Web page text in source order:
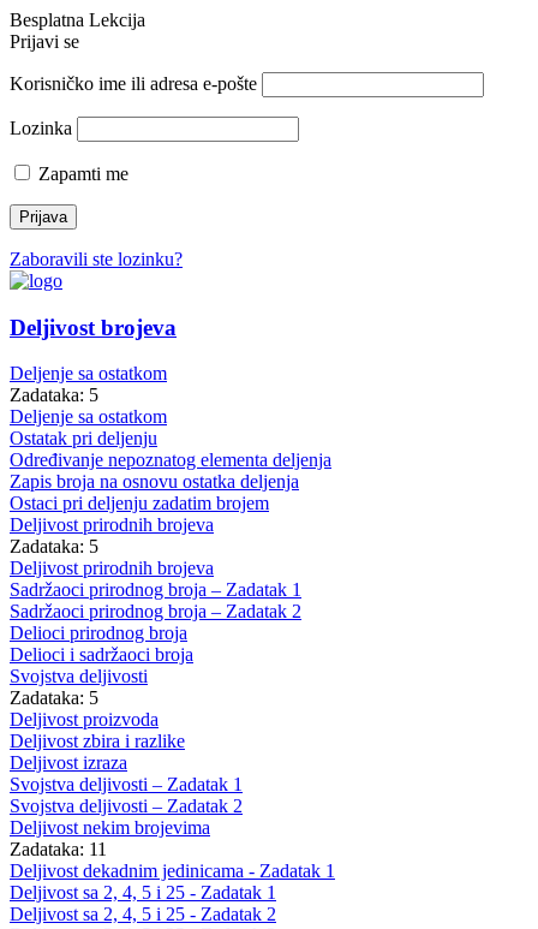
Besplatna Lekcija
Prijavi se
Korisničko ime ili adresa e-pošte
Lozinka
Zapamti me
Zaboravili ste lozinku?
Deljivost brojeva
Deljenje sa ostatkom
Zadataka: 5
Deljenje sa ostatkom
Ostatak pri deljenju
Određivanje nepoznatog elementa deljenja
Zapis broja na osnovu ostatka deljenja
Ostaci pri deljenju zadatim brojem
Deljivost prirodnih brojeva
Zadataka: 5
Deljivost prirodnih brojeva
Sadržaoci prirodnog broja – Zadatak 1
Sadržaoci prirodnog broja – Zadatak 2
Delioci prirodnog broja
Delioci i sadržaoci broja
Svojstva deljivosti
Zadataka: 5
Deljivost proizvoda
Deljivost zbira i razlike
Deljivost izraza
Svojstva deljivosti – Zadatak 1
Svojstva deljivosti – Zadatak 2
Deljivost nekim brojevima
Zadataka: 11
Deljivost dekadnim jedinicama - Zadatak 1
Deljivost sa 2, 4, 5 i 25 - Zadatak 1
Deljivost sa 2, 4, 5 i 25 - Zadatak 2